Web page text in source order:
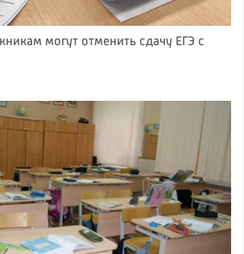
могут отменить сдачу ЕГЭ с